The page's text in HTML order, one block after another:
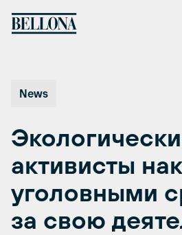
News
активисты
уголовными
за свою